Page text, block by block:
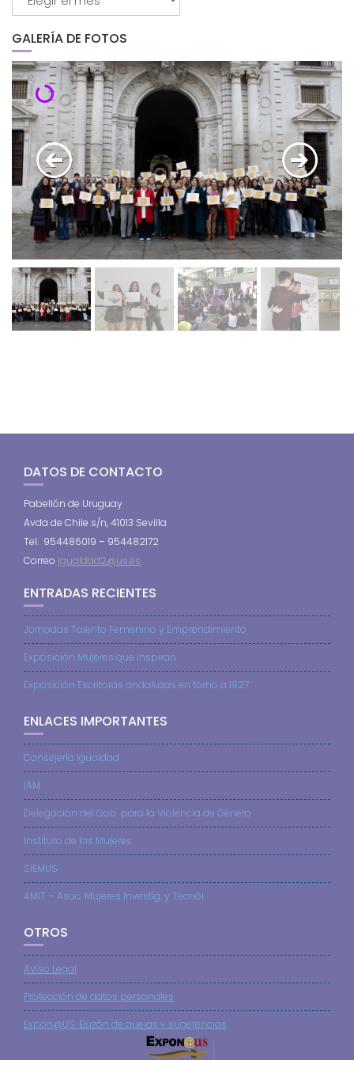
GALERÍA DE FOTOS
DATOS DE CONTACTO
Pabellón de Uruguay
Avda de Chile s/n, 41013 Sevilla
Tel. 954486019 – 954482172
Correo igualdad2@us.es
ENTRADAS RECIENTES
Jornadas Talento Femenino y Emprendimiento
Exposición Mujeres que inspiran
Exposición Escritoras andaluzas en torno a 1927
ENLACES IMPORTANTES
Consejería Igualdad
IAM
Delegación del Gob. para la Violencia de Género
Instituto de las Mujeres
SIEMUS
AMIT – Asoc. Mujeres Investig. y Tecnól.
OTROS
Aviso Legal
Protección de datos personales
Expon@US: Buzón de quejas y sugerencias